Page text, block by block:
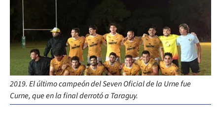
2019. El último campeón del Seven Oficial de la Urne fue
Curne, que en la final derrotó a Taraguy.